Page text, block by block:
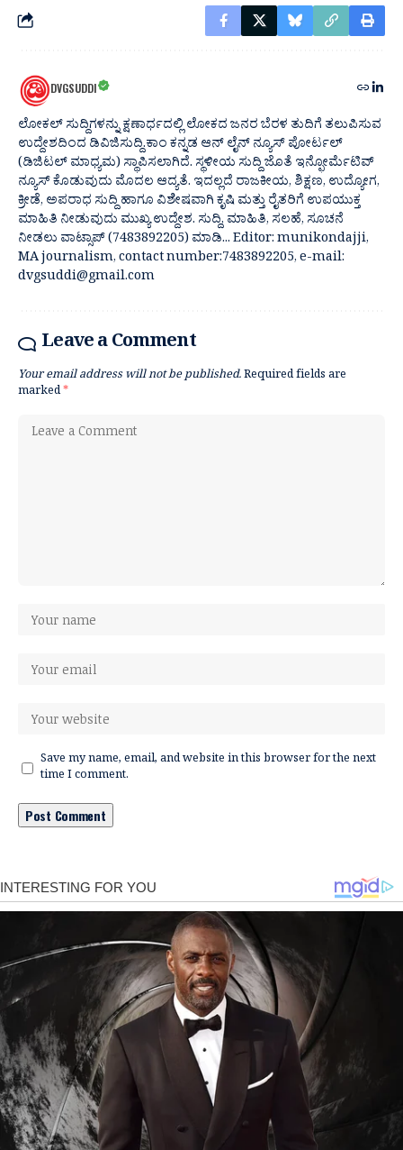
DVGSUDDI
ಲೋಕಲ್ ಸುದ್ದಿಗಳನ್ನು ಕ್ಷಣಾರ್ಧದಲ್ಲಿ ಲೋಕದ ಜನರ ಬೆರಳ ತುದಿಗೆ ತಲುಪಿಸುವ
ಉದ್ದೇಶದಿಂದ ಡಿವಿಜಿಸುದ್ದಿ.ಕಾಂ ಕನ್ನಡ ಆನ್ ಲೈನ್ ನ್ಯೂಸ್ ಪೋರ್ಟಲ್
(ಡಿಜಿಟಲ್ ಮಾಧ್ಯಮ) ಸ್ಥಾಪಿಸಲಾಗಿದೆ. ಸ್ಥಳೀಯ ಸುದ್ದಿ ಜೊತೆ ಇನ್ಫೋರ್ಮೆಟಿವ್
ನ್ಯೂಸ್ ಕೊಡುವುದು ಮೊದಲ ಆದ್ಯತೆ. ಇದಲ್ಲದೆ ರಾಜಕೀಯ, ಶಿಕ್ಷಣ, ಉದ್ಯೋಗ,
ಕ್ರೀಡೆ, ಅಪರಾಧ ಸುದ್ದಿ ಹಾಗೂ ವಿಶೇಷವಾಗಿ ಕೃಷಿ ಮತ್ತು ರೈತರಿಗೆ ಉಪಯುಕ್ತ
ಮಾಹಿತಿ ನೀಡುವುದು ಮುಖ್ಯ ಉದ್ದೇಶ. ಸುದ್ದಿ, ಮಾಹಿತಿ, ಸಲಹೆ, ಸೂಚನೆ
ನೀಡಲು ವಾಟ್ಸಾಪ್ (7483892205) ಮಾಡಿ... Editor: munikondajji,
MA journalism, contact number:7483892205, e-mail:
dvgsuddi@gmail.com
Leave a Comment
Your email address will not be published.Required fields are
marked*
Save my name, email, and website in this browser for the next
time I comment.